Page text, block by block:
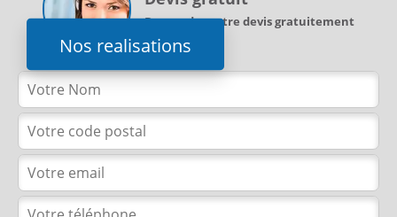
Nos realisations
Demandez votre devis gratuitement